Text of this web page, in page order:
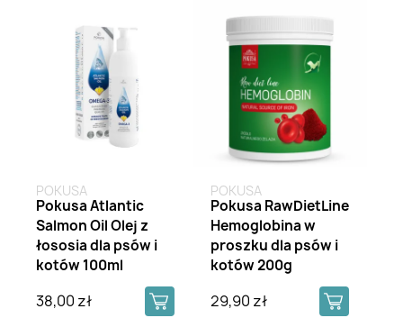
POKUSA
Pokusa Atlantic
Salmon Oil Olej z
łososia dla psów i
kotów 100ml
38,00 zł
POKUSA
Pokusa RawDietLine
Hemoglobina w
proszku dla psów i
kotów 200g
29,90 zł